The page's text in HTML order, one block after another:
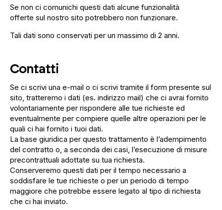
Se non ci comunichi questi dati alcune funzionalità
offerte sul nostro sito potrebbero non funzionare.
Tali dati sono conservati per un massimo di 2 anni.
Contatti
Se ci scrivi una e-mail o ci scrivi tramite il form presente sul
sito, tratteremo i dati (es. indirizzo mail) che ci avrai fornito
volontariamente per rispondere alle tue richieste ed
eventualmente per compiere quelle altre operazioni per le
quali ci hai fornito i tuoi dati.
La base giuridica per questo trattamento è l’adempimento
del contratto o, a seconda dei casi, l’esecuzione di misure
precontrattuali adottate su tua richiesta.
Conserveremo questi dati per il tempo necessario a
soddisfare le tue richieste o per un periodo di tempo
maggiore che potrebbe essere legato al tipo di richiesta
che ci hai inviato.